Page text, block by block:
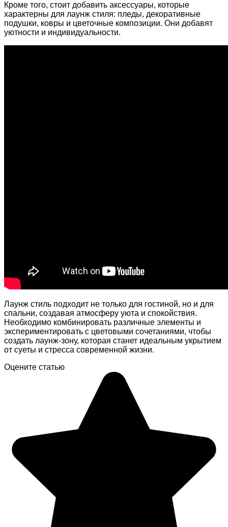
Кроме того, стоит добавить аксессуары, которые
характерны для лаунж стиля: пледы, декоративные
подушки, ковры и цветочные композиции. Они добавят
уютности и индивидуальности.
Лаунж стиль подходит не только для гостиной, но и для
спальни, создавая атмосферу уюта и спокойствия.
Необходимо комбинировать различные элементы и
экспериментировать с цветовыми сочетаниями, чтобы
создать лаунж-зону, которая станет идеальным укрытием
от суеты и стресса современной жизни.
Оцените статью